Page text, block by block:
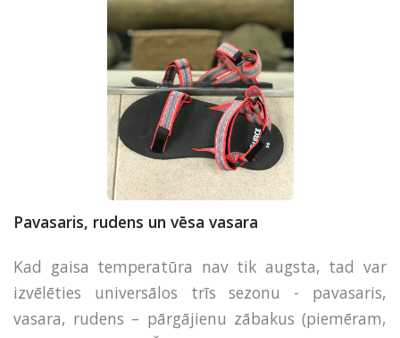
Pavasaris, rudens un vēsa vasara
Kad gaisa temperatūra nav tik augsta, tad var
izvēlēties universālos trīs sezonu - pavasaris,
vasara, rudens – pārgājienu zābakus (piemēram,